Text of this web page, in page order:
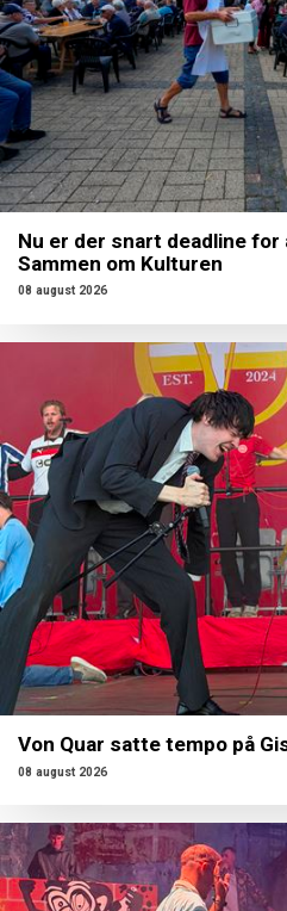
Nu er der snart deadline for
Sammen om Kulturen
08 august 2026
Von Quar satte tempo på
08 august 2026